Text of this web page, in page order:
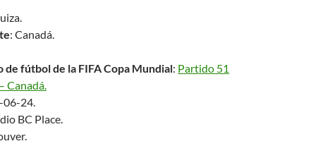
: Canadá.
de fútbol de la FIFA Copa Mundial: Partido 51
Canadá.
06-24.
BC Place.